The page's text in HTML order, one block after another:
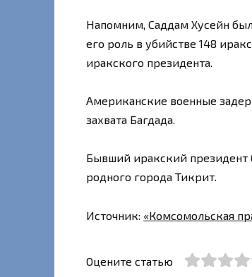
Напомним, Саддам Хусейн
его роль в убийстве 148
иракского президента.
Американские военные
захвата Багдада.
Бывший иракский президент
родного города Тикрит.
Источник: «Комсомольская
Оцените статью